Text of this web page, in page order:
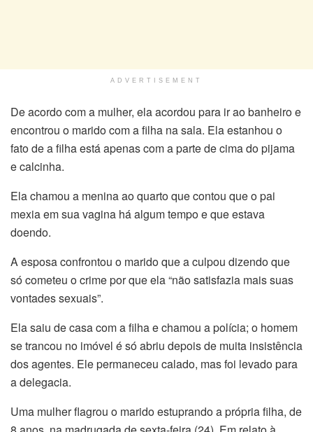
ADVERTISEMENT
De acordo com a mulher, ela acordou para ir ao banheiro e
encontrou o marido com a filha na sala. Ela estanhou o
fato de a filha está apenas com a parte de cima do pijama
e calcinha.
Ela chamou a menina ao quarto que contou que o pai
mexia em sua vagina há algum tempo e que estava
doendo.
A esposa confrontou o marido que a culpou dizendo que
só cometeu o crime por que ela “não satisfazia mais suas
vontades sexuais”.
Ela saiu de casa com a filha e chamou a polícia; o homem
se trancou no imóvel é só abriu depois de muita insistência
dos agentes. Ele permaneceu calado, mas foi levado para
a delegacia.
Uma mulher flagrou o marido estuprando a própria filha, de